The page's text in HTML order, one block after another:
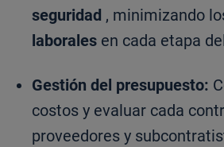
seguridad , minimizando
laborales en cada etapa
Gestión del presupuesto:
costos y evaluar cada
proveedores y